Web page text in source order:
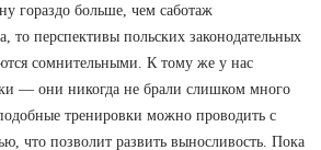
гораздо больше, чем саботаж
то перспективы польских законодательных
сомнительными. К тому же у нас
— они никогда не брали слишком много
тренировки можно проводить с
что позволит развить выносливость. Пока